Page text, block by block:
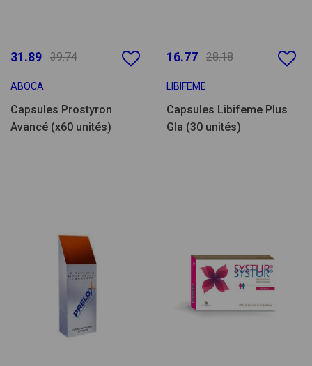
31.89 39.74
ABOCA
Capsules Prostyron
Avancé (x60 unités)
16.77 28.18
LIBIFEME
Capsules Libifeme Plus
Gla (30 unités)